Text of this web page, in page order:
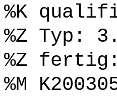
%K
%Z Typ:
%Z
%M